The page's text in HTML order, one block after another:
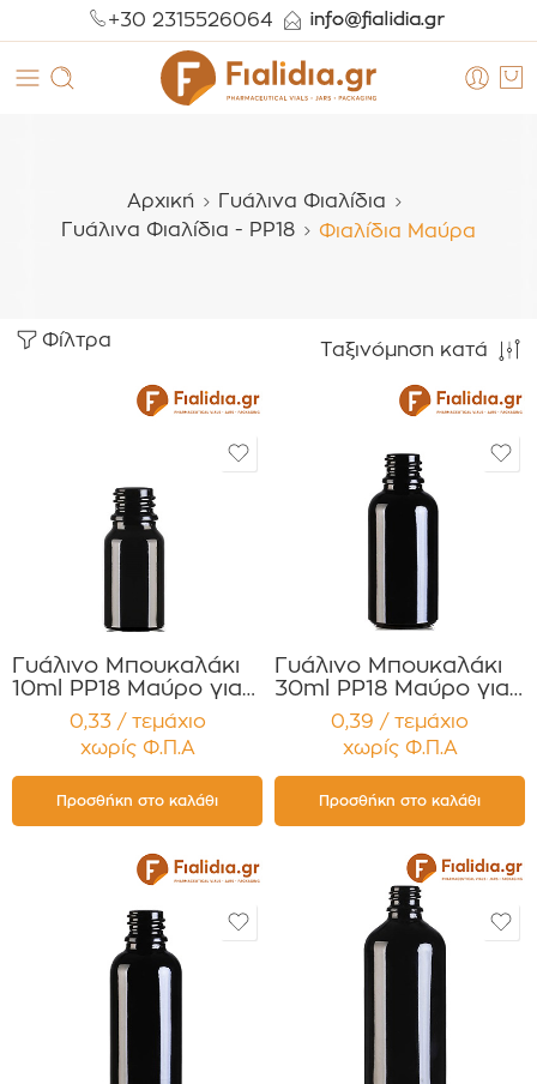
+30 2315526064
Αρχική
Γυάλινα Φιαλίδια
Γυάλινα Φιαλίδια - PP18
Φιαλίδια Μαύρα
Φίλτρα Ταξινόμηση κατά
Γυάλινο Μπουκαλάκι
10ml PP18 Μαύρο για
Αιθέρια Έλαια ,
Βάμματα , Αρώματα
Συσκευασία 12
τεμαχίων
0,33 / τεμάχιο
χωρίς Φ.Π.Α
Προσθήκη στο καλάθι
Γυάλινο Μπουκαλάκι
30ml PP18 Μαύρο για
Αιθέρια Έλαια
,Βάμματα ,Αρώματα
Συσκευασία 12
τεμαχίων
0,39 / τεμάχιο
χωρίς Φ.Π.Α
Προσθήκη στο καλάθι